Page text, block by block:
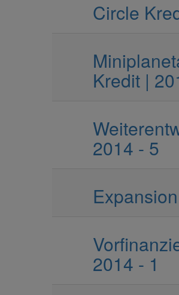
Circle
Kredit |
2014 - 5
2014 - 1